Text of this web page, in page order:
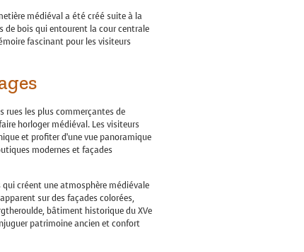
médiéval a été créé suite à la
de bois qui entourent la cour centrale
fascinant pour les visiteurs
rues les plus commerçantes de
horloger médiéval. Les visiteurs
et profiter d’une vue panoramique
modernes et façades
qui créent une atmosphère médiévale
sur des façades colorées,
bâtiment historique du XVe
patrimoine ancien et confort